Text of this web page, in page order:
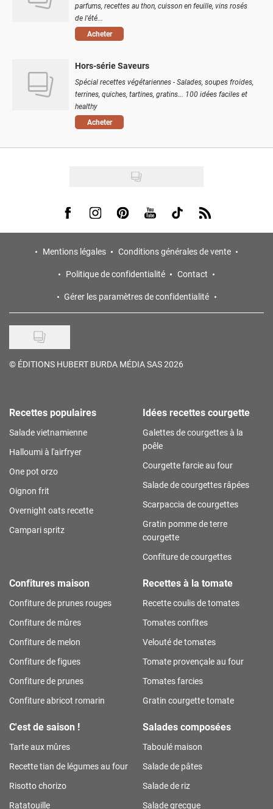
parfums, recettes au thon, cuisson en feuille, vins rosés
de l'été...
Acheter
Hors-série Saveurs
Spécial recettes végétariennes - Salades, soupes froides,
terrines, quiches, tartines, gratins... 100 idées faciles et
healthy
Acheter
Visit us on Facebook
Visit us on Instagram
Visit us on Pinterest
Visit us on Youtube
Visit us on Tiktok
Visit us on Rss
Mentions légales
Conditions générales de vente
Politique de confidentialité
Contact
Gérer les paramètres de confidentialité
© ÉDITIONS HUBERT BURDA MÉDIA SAS 2026
Recettes populaires
Salade vietnamienne
Halloumi à l'airfryer
One pot orzo
Oignon frit
Overnight oats recette
Campari spritz
Idées recettes courgette
Galettes de courgettes à la
poêle
Courgette farcie au four
Salade de courgettes râpées
Scarpaccia de courgettes
Gratin pomme de terre
courgette
Confiture de courgettes
Confitures maison
Confiture de prunes rouges
Confiture de mûres
Confiture de melon
Confiture de figues
Confiture de prunes
Confiture abricot romarin
Recettes à la tomate
Recette coulis de tomates
Tomates confites
Velouté de tomates
Tomate provençale au four
Tomates farcies
Gratin courgette tomate
C'est de saison !
Tarte aux mûres
Recette tian de légumes au four
Risotto chorizo
Ratatouille
Salades composées
Taboulé maison
Salade de pâtes
Salade de riz
Salade grecque